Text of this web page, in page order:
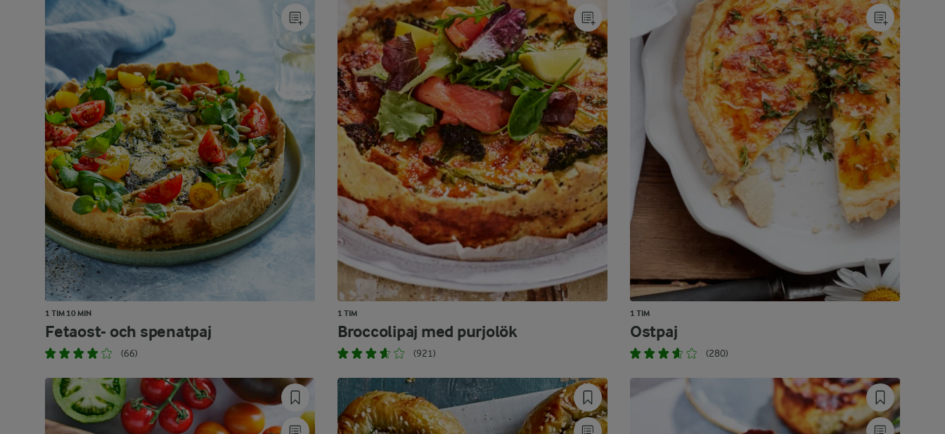
1 TIM 10 MIN
Fetaost- och spenatpaj
(66)
1 TIM
Broccolipaj med purjolök
(921)
1 TIM
Ostpaj
(280)